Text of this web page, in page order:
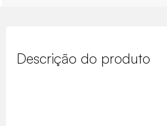
Descrição do produto